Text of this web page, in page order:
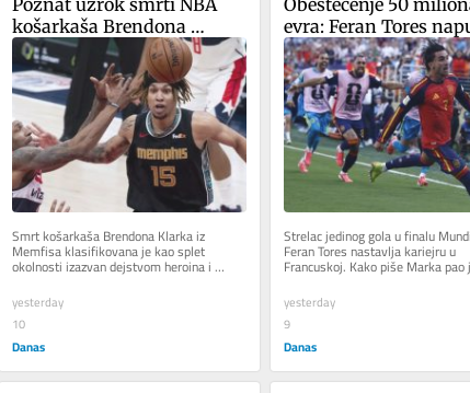
košarkaša Brendona
Klarka
Smrt košarkaša Brendona Klarka iz
Memfisa klasifikovana je kao splet
okolnosti izazvan dejstvom heroina i
kokaina. To je u saopštila Kancelarija...
yesterday
10
Danas
evra: Feran Tores
Barselonu
Strelac jedinog gola u finalu
Feran Tores nastavlja kariejru u
Francuskoj. Kako piše Marka pao
dogovor između  Barselone i Pari
yesterday
9
Danas